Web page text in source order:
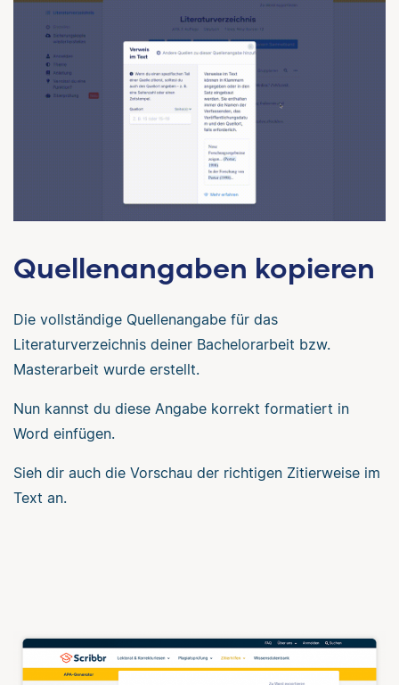
Quellenangaben kopieren
Die vollständige Quellenangabe für das
Literaturverzeichnis deiner Bachelorarbeit bzw.
Masterarbeit wurde erstellt.
Nun kannst du diese Angabe korrekt formatiert in
Word einfügen.
Sieh dir auch die Vorschau der richtigen Zitierweise im
Text an.